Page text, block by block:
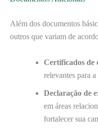
Além dos documentos
outros que variam de
Certificados de
relevantes para
Declaração de
em áreas
fortalecer sua